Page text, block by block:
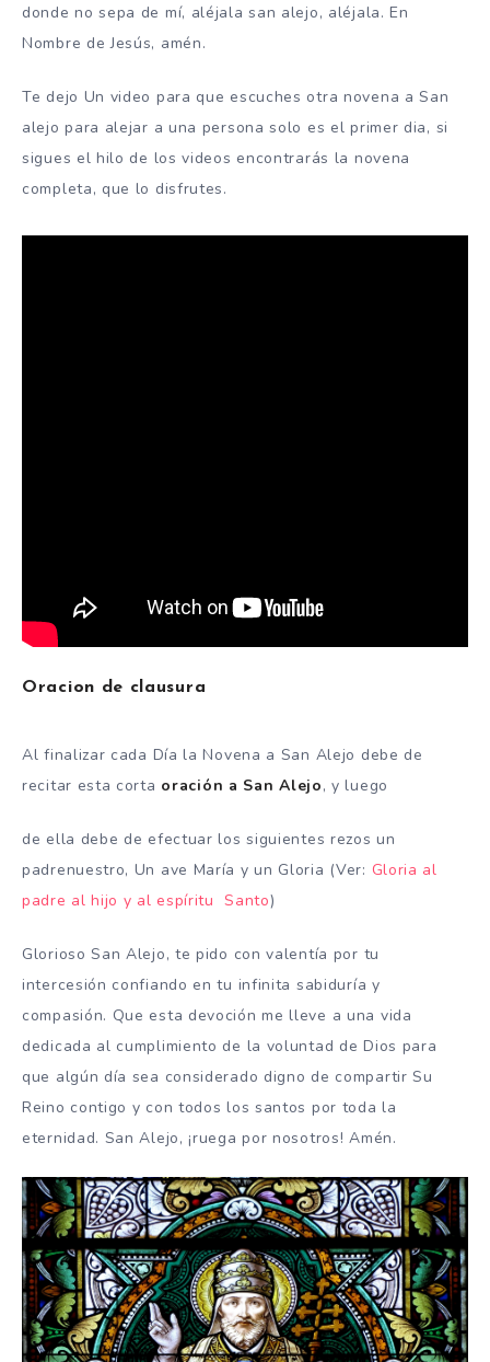
donde no sepa de mí, aléjala san alejo, aléjala. En
Nombre de Jesús, amén.
Te dejo Un video para que escuches otra novena a San
alejo para alejar a una persona solo es el primer dia, si
sigues el hilo de los videos encontrarás la novena
completa, que lo disfrutes.
Oracion de clausura
Al finalizar cada Día la Novena a San Alejo debe de
recitar esta corta oración a San Alejo, y luego
de ella debe de efectuar los siguientes rezos un
padrenuestro, Un ave María y un Gloria (Ver: Gloria al
padre al hijo y al espíritu Santo)
Glorioso San Alejo, te pido con valentía por tu
intercesión confiando en tu infinita sabiduría y
compasión. Que esta devoción me lleve a una vida
dedicada al cumplimiento de la voluntad de Dios para
que algún día sea considerado digno de compartir Su
Reino contigo y con todos los santos por toda la
eternidad. San Alejo, ¡ruega por nosotros! Amén.